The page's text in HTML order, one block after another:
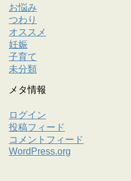
お悩み
つわり
オススメ
妊娠
子育て
未分類
メタ情報
ログイン
投稿フィード
コメントフィード
WordPress.org